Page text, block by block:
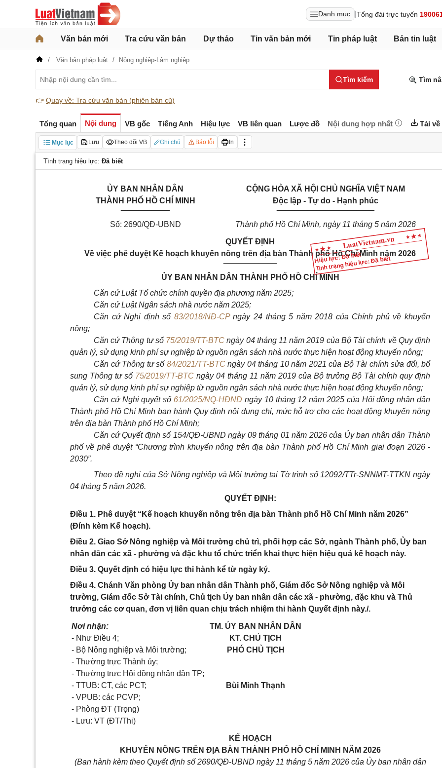
Danh mục Tổng đài trực tuyến
Văn bản mới Tra cứu văn bản Dự thảo Tin văn bản mới Tin pháp luật Bản tin luật
Văn bản pháp luật Nông nghiệp-Lâm nghiệp
Tìm kiếm Tìm
👉 Quay về: Tra cứu văn bản (phiên bản cũ)
Tổng quan Nội dung VB gốc Tiếng Anh Hiệu lực VB liên quan Lược đồ Nội dung hợp nhất Tải về
Mục lục Lưu Theo dõi VB Ghi chú Báo lỗi In
Tình trạng hiệu lực: Đã biết
Hiệu lực: Đã biết
Tình trạng hiệu lực: Đã biết
ỦY BAN NHÂN DÂN
THÀNH PHỐ HỒ CHÍ MINH
Số: 2690/QĐ-UBND
CỘNG HÒA XÃ HỘI CHỦ NGHĨA VIỆT NAM
Độc lập - Tự do - Hạnh phúc
______________________
Thành phố Hồ Chí Minh, ngày 11 tháng 5 năm 2026
QUYẾT ĐỊNH
Về việc phê duyệt Kế hoạch khuyến nông trên địa bàn Thành phố Hồ Chí Minh năm 2026
____________
ỦY BAN NHÂN DÂN THÀNH PHỐ HỒ CHÍ MINH
Căn cứ Luật Tổ chức chính quyền địa phương năm 2025;
Căn cứ Luật Ngân sách nhà nước năm 2025;
Căn cứ Nghị định số 83/2018/NĐ-CPngày 24 tháng 5 năm 2018 của Chính phủ về khuyến
nông;
Căn cứ Thông tư số 75/2019/TT-BTC ngày 04 tháng 11 năm 2019 của Bộ Tài chính về Quy định
quản lý, sử dụng kinh phí sự nghiệp từ nguồn ngân sách nhà nước thực hiện hoạt động khuyến nông;
Căn cứ Thông tư số 84/2021/TT-BTCngày 04 tháng 10 năm 2021 của Bộ Tài chính sửa đổi, bổ
sung Thông tư số 75/2019/TT-BTC ngày 04 tháng 11 năm 2019 của Bộ trưởng Bộ Tài chính quy định
quản lý, sử dụng kinh phí sự nghiệp từ nguồn ngân sách nhà nước thực hiện hoạt động khuyến nông;
Căn cứ Nghị quyết số 61/2025/NQ-HĐND ngày 10 tháng 12 năm 2025 của Hội đồng nhân dân
Thành phố Hồ Chí Minh ban hành Quy định nội dung chi, mức hỗ trợ cho các hoạt động khuyến nông
trên địa bàn Thành phố Hồ Chí Minh;
Căn cứ Quyết định số 154/QĐ-UBND ngày 09 tháng 01 năm 2026 của Ủy ban nhân dân Thành
phố về phê duyệt “Chương trình khuyến nông trên địa bàn Thành phố Hồ Chí Minh giai đoạn 2026 -
2030”.
Theo đề nghị của Sở Nông nghiệp và Môi trường tại Tờ trình số 12092/TTr-SNNMT-TTKN ngày
04 tháng 5 năm 2026.
QUYẾT ĐỊNH:
Điều 1. Phê duyệt “Kế hoạch khuyến nông trên địa bàn Thành phố Hồ Chí Minh năm 2026”
(Đính kèm Kế hoạch).
Điều 2. Giao Sở Nông nghiệp và Môi trường chủ trì, phối hợp các Sở, ngành Thành phố, Ủy ban
nhân dân các xã - phường và đặc khu tổ chức triển khai thực hiện hiệu quả kế hoạch này.
Điều 3. Quyết định có hiệu lực thi hành kể từ ngày ký.
Điều 4. Chánh Văn phòng Ủy ban nhân dân Thành phố, Giám đốc Sở Nông nghiệp và Môi
trường, Giám đốc Sở Tài chính, Chủ tịch Ủy ban nhân dân các xã - phường, đặc khu và Thủ
trưởng các cơ quan, đơn vị liên quan chịu trách nhiệm thi hành Quyết định này./.
Nơi nhận:
- Như Điều 4;
- Bộ Nông nghiệp và Môi trường;
- Thường trực Thành ủy;
- Thường trực Hội đồng nhân dân TP;
- TTUB: CT, các PCT;
- VPUB: các PCVP;
- Phòng ĐT (Trọng)
- Lưu: VT (ĐT/Thi)
TM. ỦY BAN NHÂN DÂN
KT. CHỦ TỊCH
PHÓ CHỦ TỊCH
Bùi Minh Thạnh
KẾ HOẠCH
KHUYẾN NÔNG TRÊN ĐỊA BÀN THÀNH PHỐ HỒ CHÍ MINH NĂM 2026
(Ban hành kèm theo Quyết định số 2690/QĐ-UBND ngày 11 tháng 5 năm 2026 của Ủy ban nhân dân